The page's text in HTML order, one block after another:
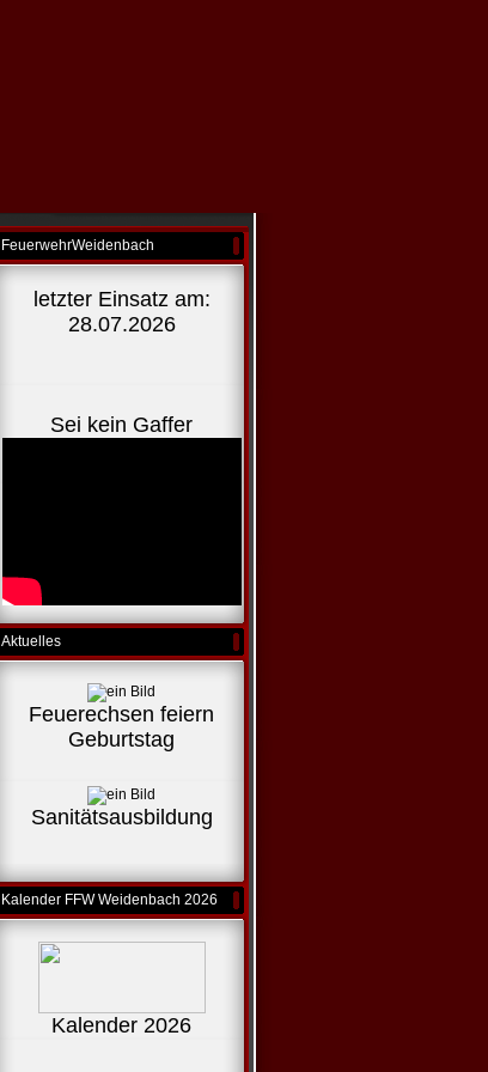
FeuerwehrWeidenbach
letzter Einsatz am:
28.07.2026
Sei kein Gaffer
Aktuelles
Feuerechsen feiern
Geburtstag
Sanitätsausbildung
Kalender FFW Weidenbach 2026
Kalender 2026